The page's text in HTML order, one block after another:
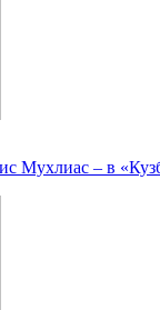
Мухлиас – в